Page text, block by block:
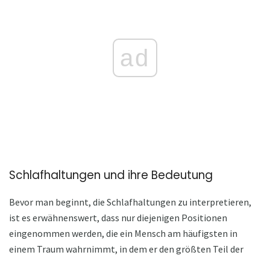
ad
Schlafhaltungen und ihre Bedeutung
Bevor man beginnt, die Schlafhaltungen zu interpretieren,
ist es erwähnenswert, dass nur diejenigen Positionen
eingenommen werden, die ein Mensch am häufigsten in
einem Traum wahrnimmt, in dem er den größten Teil der